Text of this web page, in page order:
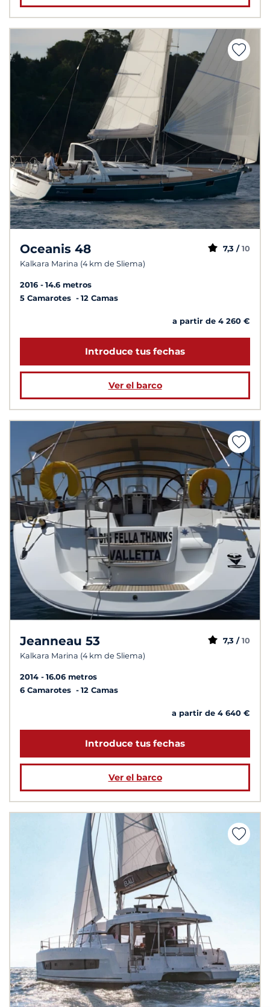
Oceanis 48
Kalkara Marina (4 km de Sliema)
7,3 / 10
2016
14.6 metros
5 Camarotes
12 Camas
a partir de 4 260 €
Introduce tus fechas
Ver el barco
Jeanneau 53
Kalkara Marina (4 km de Sliema)
7,3 / 10
2014
16.06 metros
6 Camarotes
12 Camas
a partir de 4 640 €
Introduce tus fechas
Ver el barco